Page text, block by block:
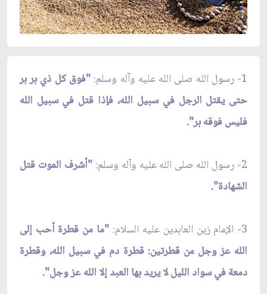
1- رسول الله صلى الله عليه وآله وسلم:
"فوق كل ذي بر بر
حتى يقتل الرجل في سبيل الله، فإذا قتل في سبيل الله
فليس فوقه بر".
2- رسول الله صلى الله عليه وآله وسلم:
"أشرف الموت قتل
الشهادة".
3- الإمام زين العابدين عليه السلام:
"ما من قطرة أحب إلى
الله عز وجل من قطرتين: قطرة دم في سبيل الله، وقطرة
دمعة في سواد الليل لا يريد بها العبد إلا الله عز وجل".